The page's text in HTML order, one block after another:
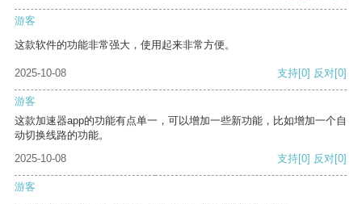
游客
这款软件的功能非常强大，使用起来非常方便。
2025-10-08 支持[0] 反对[0]
游客
这款加速器app的功能有点单一，可以增加一些新功能，比如增加一个自
动切换线路的功能。
2025-10-08
支持[0] 反对[0]
游客